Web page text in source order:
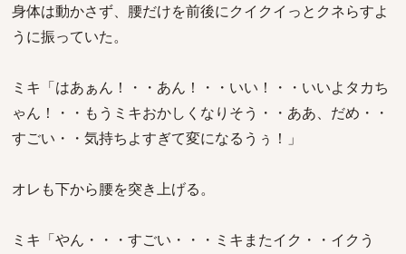
身体は動かさず、腰だけを前後にクイクイっとクネらすよ
うに振っていた。
ミキ「はあぁん！・・あん！・・いい！・・いいよタカち
ゃん！・・もうミキおかしくなりそう・・ああ、だめ・・
すごい・・気持ちよすぎて変になるうぅ！」
オレも下から腰を突き上げる。
ミキ「やん・・・すごい・・・ミキまたイク・・イクう